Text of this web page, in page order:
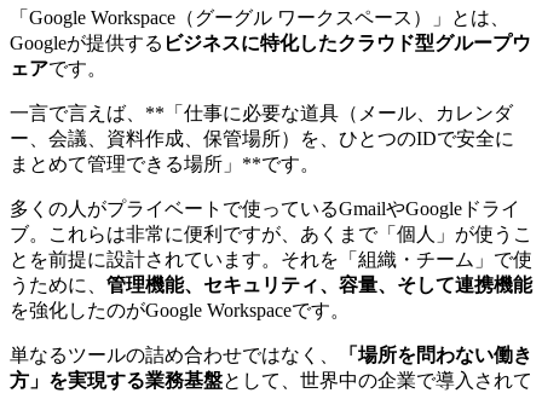
「Google Workspace（グーグル ワークスペース）」とは、
Googleが提供する ビジネスに特化したクラウド型グループウ
ェアです。
一言で言えば、**「仕事に必要な道具（メール、カレンダ
ー、会議、資料作成、保管場所）を、ひとつのIDで安全に
まとめて管理できる場所」**です。
多くの人がプライベートで使っているGmailやGoogleドライ
ブ。これらは非常に便利ですが、あくまで「個人」が使うこ
とを前提に設計されています。それを「組織・チーム」で使
うために、 管理機能、セキュリティ、容量、そして連携機能
を強化したのがGoogle Workspaceです。
単なるツールの詰め合わせではなく、
「場所を問わない働き
方」を実現する業務基盤として、世界中の企業で導入されて